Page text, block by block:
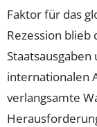
Faktor für das
Rezession
internationalen
verlangsamte